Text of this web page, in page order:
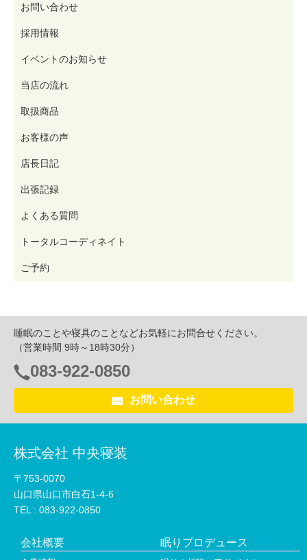
お問い合わせ
採用情報
イベントのお知らせ
当店の流れ
取扱商品
お客様の声
店長日記
出張記録
よくある質問
トータルコーディネイト
ご予約
睡眠のことや寝具のことなどお気軽にお問合せください。
（営業時間 9時～18時30分）
電
話
番
083-922-0850
お問い合わせ
株式会社 中央寝装
〒753-0070
山口県山口市白石1-4-6
TEL : 083-922-0850
会社概要 眠りプロデュース